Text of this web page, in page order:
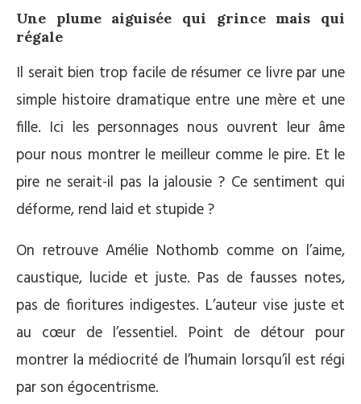
Une plume aiguisée qui grince mais qui
régale
Il serait bien trop facile de résumer ce livre par une
simple histoire dramatique entre une mère et une
fille. Ici les personnages nous ouvrent leur âme
pour nous montrer le meilleur comme le pire. Et le
pire ne serait-il pas la jalousie ? Ce sentiment qui
déforme, rend laid et stupide ?
On retrouve Amélie Nothomb comme on l’aime,
caustique, lucide et juste. Pas de fausses notes,
pas de fioritures indigestes. L’auteur vise juste et
au cœur de l’essentiel. Point de détour pour
montrer la médiocrité de l’humain lorsqu’il est régi
par son égocentrisme.